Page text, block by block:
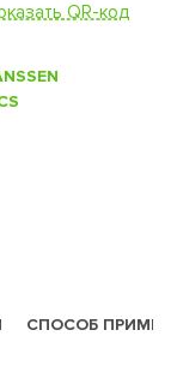
QR-код
СПОСОБ